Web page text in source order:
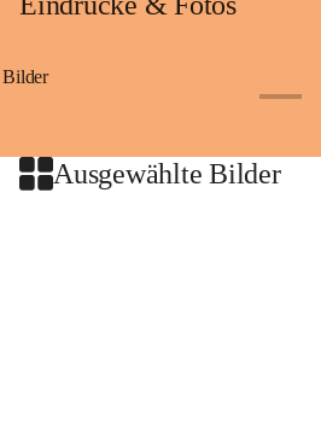
Bilder
Ausgewählte Bilder